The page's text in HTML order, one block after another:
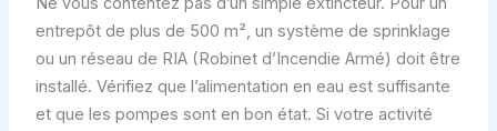
entrepôt de plus de 500 m², un système de sprinklage
ou un réseau de RIA (Robinet d’Incendie Armé) doit être
installé. Vérifiez que l’alimentation en eau est suffisante
et que les pompes sont en bon état. Si votre activité